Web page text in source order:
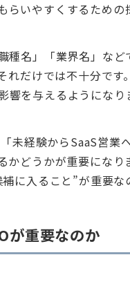
いやすくするための
種名」「業界名」な
れだけでは不十分で
を与えるようになり
未経験からSaaS営業
どうかが重要になり
に入ること”が重要な
が重要なのか